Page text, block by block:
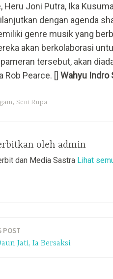
Heru Joni Putra, Ika
dengan agenda
genre musik yang
akan berkolaborasi
tersebut, akan
Rob Pearce. [] Wahyu Indro
, Seni Rupa
oleh admin
dan Media Sastra Lihat
POST
Jati, Ia Bersaksi